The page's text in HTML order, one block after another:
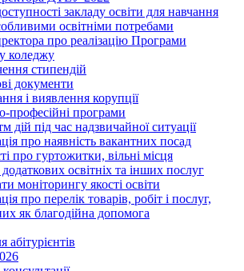
закладу освіти для навчання
освітніми потребами
про реалізацію Програми
коледжу
стипендій
документи
і виявлення корупції
професійні програми
дій під час надзвичайної ситуації
про наявність вакантних посад
про гуртожитки, вільні місця
освітніх та інших послуг
моніторингу якості освіти
про перелік товарів, робіт і послуг,
як благодійна допомога
абітурієнтів